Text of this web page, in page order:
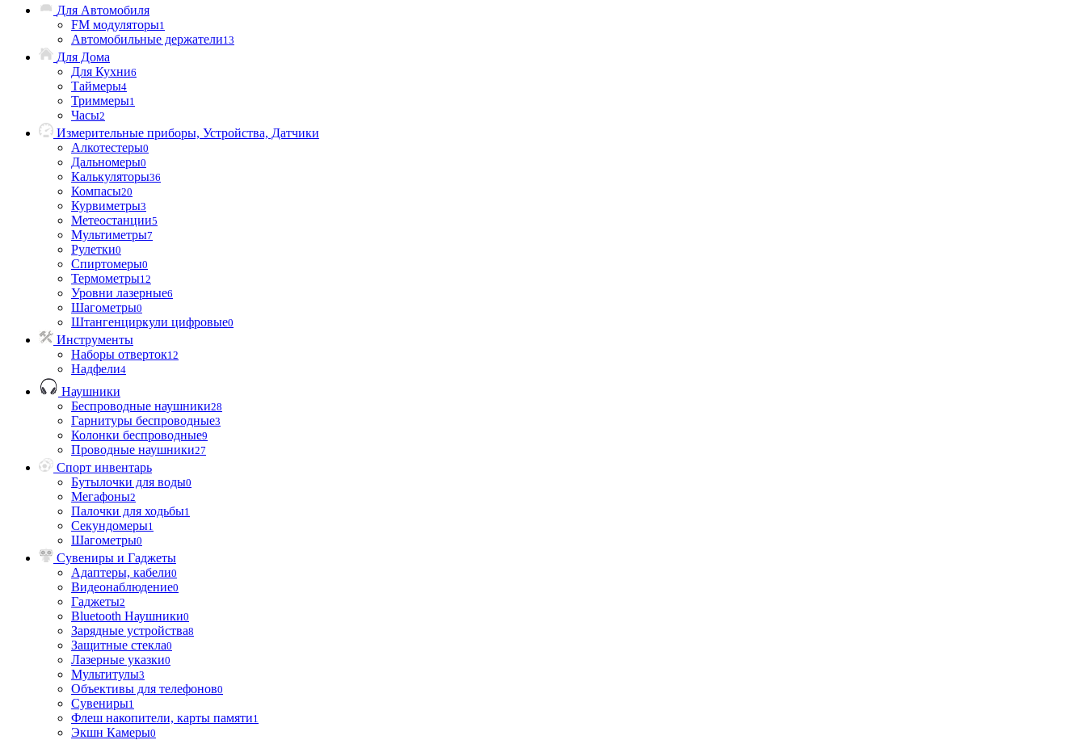
Для Автомобиля
FM модуляторы1
Автомобильные держатели13
Для Дома
Для Кухни6
Таймеры4
Триммеры1
Часы2
Измерительные приборы, Устройства, Датчики
Алкотестеры0
Дальномеры0
Калькуляторы36
Компасы20
Курвиметры3
Метеостанции5
Мультиметры7
Рулетки0
Спиртомеры0
Термометры12
Уровни лазерные6
Шагометры0
Штангенциркули цифровые0
Инструменты
Наборы отверток12
Надфели4
Наушники
Беспроводные наушники28
Гарнитуры беспроводные3
Колонки беспроводные9
Проводные наушники27
Спорт инвентарь
Бутылочки для воды0
Мегафоны2
Палочки для ходьбы1
Секундомеры1
Шагометры0
Сувениры и Гаджеты
Адаптеры, кабели0
Видеонаблюдение0
Гаджеты2
Bluetooth Наушники0
Зарядные устройства8
Защитные стекла0
Лазерные указки0
Мультитулы3
Объективы для телефонов0
Сувениры1
Флеш накопители, карты памяти1
Экшн Камеры0